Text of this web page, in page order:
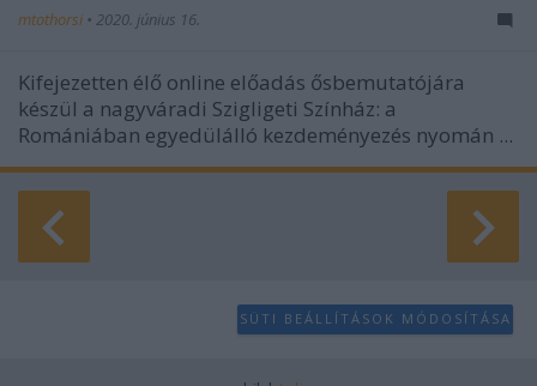
mtothorsi • 2020. június 16.
Kifejezetten élő online előadás ősbemutatójára
készül a nagyváradi Szigligeti Színház: a
Romániában egyedülálló kezdeményezés nyomán ...
SÜTI BEÁLLÍTÁSOK MÓDOSÍTÁSA